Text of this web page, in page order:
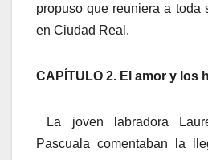
propuso que reuniera a toda
en Ciudad Real.
CAPÍTULO 2. El amor y los
La joven labradora
Pascuala comentaban la